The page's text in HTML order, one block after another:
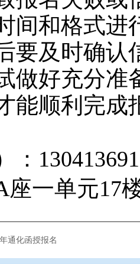
间和格式进
要及时确
做好充分准
能顺利完成
：
座一单元17
通化函授报名